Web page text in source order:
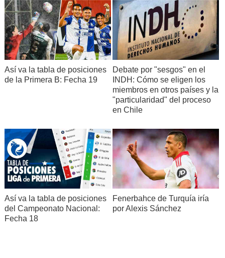
Así va la tabla de posiciones
de la Primera B: Fecha 19
Debate por "sesgos" en el
INDH: Cómo se eligen los
miembros en otros países y la
"particularidad" del proceso
en Chile
Así va la tabla de posiciones
del Campeonato Nacional:
Fecha 18
Fenerbahce de Turquía iría
por Alexis Sánchez